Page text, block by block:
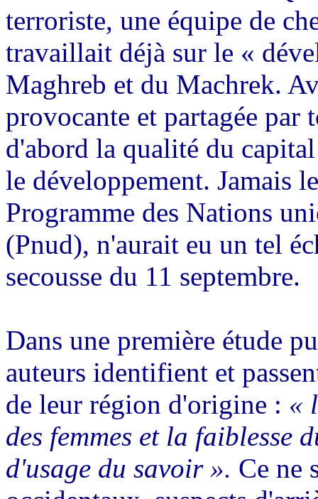
terroriste, une équipe de
travaillait déjà sur le «
Maghreb et du Machrek.
provocante et partagée par
d'abord la qualité du
le développement. Jamais
Programme des Nations
(Pnud), n'aurait eu un tel
secousse du 11 septembre.
Dans une première étude
auteurs identifient et
de leur région d'origine : «
des femmes et la faiblesse
d'usage du savoir ». Ce ne